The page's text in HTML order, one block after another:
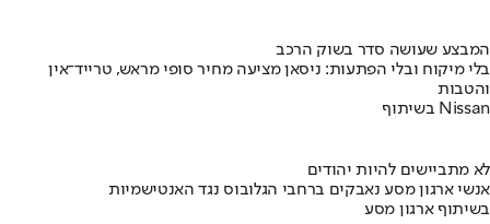
המבצע שעושה סדר בשוק הרכב
בלי מיקוח ובלי הפתעות: ניסאן מציעה מחיר סופי מראש, טרייד־אין
והטבות
בשיתוף Nissan
לא מתביישים להיות יהודים
אנשי ארגון מסע נאבקים ברחבי הגלובוס נגד האנטישמיות
בשיתוף ארגון מסע